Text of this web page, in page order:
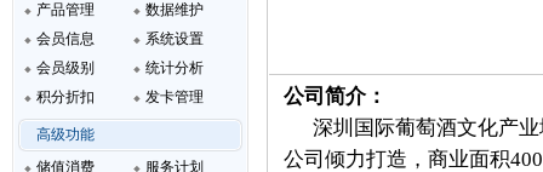
产品管理
会员信息
会员级别
积分折扣
数据维护
系统设置
统计分析
发卡管理
高级功能
储值消费
服务计划
公司简介：
深圳国际葡萄酒文化产
公司倾力打造，商业面积